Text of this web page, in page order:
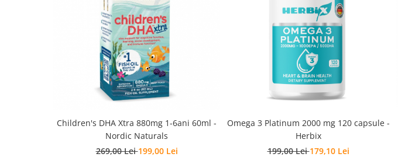
Children's DHA Xtra 880mg 1-6ani 60ml -
Nordic Naturals
269,00 Lei199,00 Lei
Omega 3 Platinum 2000 mg 120 capsule -
Herbix
199,00 Lei179,10 Lei